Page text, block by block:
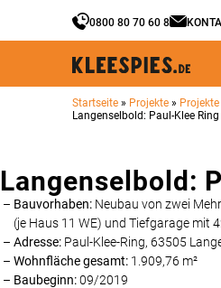
0800 80 70 60 8
Startseite » Projekte »
Langenselbold: Paul-Klee Ring
Langenselbold:
Bauvorhaben: Neubau von zwei
(je Haus 11 WE) und Tiefgarage mit
Adresse: Paul-Klee-Ring, 63505
Wohnfläche gesamt: 1.909,76 m²
Baubeginn:09/2019